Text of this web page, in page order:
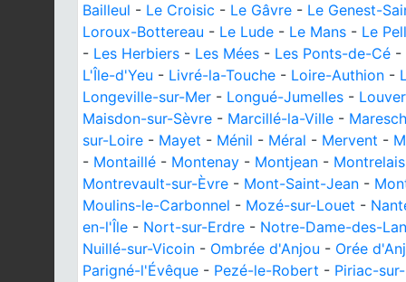
Bailleul - Le Croisic - Le Gâvre - Le Genest-
Loroux-Bottereau - Le Lude - Le Mans - Le
- Les Herbiers - Les Mées - Les Ponts-de-Cé -
L'Île-d'Yeu - Livré-la-Touche - Loire-Authion -
Longeville-sur-Mer - Longué-Jumelles -
Maisdon-sur-Sèvre - Marcillé-la-Ville -
sur-Loire - Mayet - Ménil - Méral - Mervent -
- Montaillé - Montenay - Montjean - Montrelais
Montrevault-sur-Èvre - Mont-Saint-Jean -
Moulins-le-Carbonnel - Mozé-sur-Louet -
en-l'Île - Nort-sur-Erdre - Notre-Dame-des-
Nuillé-sur-Vicoin - Ombrée d'Anjou - Orée
Parigné-l'Évêque - Pezé-le-Robert - Piriac-